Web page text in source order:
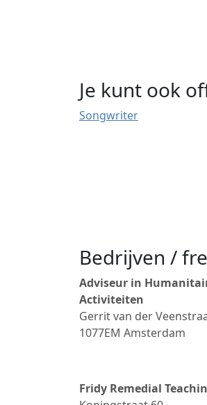
Je kunt ook
Songwriter
Bedrijven /
Adviseur in
Activiteiten
Gerrit van der
1077EM Amsterdam
Fridy Remedial